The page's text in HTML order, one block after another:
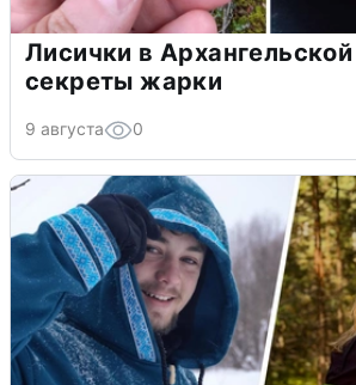
Лисички в
секреты жарки
9 августа 0